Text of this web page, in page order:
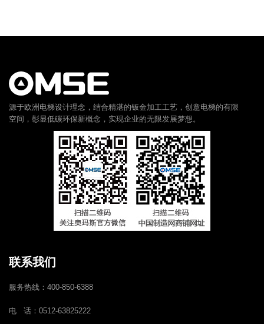
源于欧洲电梯设计理念，结合精湛的钣金加工工艺，创意电梯的有限
空间，彰显低碳环保新概念，实现企业的无限发展梦想。
联系我们
服务热线：400-850-6388
电 话：0512-63825222